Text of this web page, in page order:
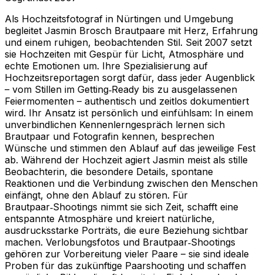
Als Hochzeitsfotograf in Nürtingen und Umgebung
begleitet Jasmin Brosch Brautpaare mit Herz, Erfahrung
und einem ruhigen, beobachtenden Stil. Seit 2007 setzt
sie Hochzeiten mit Gespür für Licht, Atmosphäre und
echte Emotionen um. Ihre Spezialisierung auf
Hochzeitsreportagen sorgt dafür, dass jeder Augenblick
– vom Stillen im Getting‑Ready bis zu ausgelassenen
Feiermomenten – authentisch und zeitlos dokumentiert
wird. Ihr Ansatz ist persönlich und einfühlsam: In einem
unverbindlichen Kennenlerngespräch lernen sich
Brautpaar und Fotografin kennen, besprechen
Wünsche und stimmen den Ablauf auf das jeweilige Fest
ab. Während der Hochzeit agiert Jasmin meist als stille
Beobachterin, die besondere Details, spontane
Reaktionen und die Verbindung zwischen den Menschen
einfängt, ohne den Ablauf zu stören. Für
Brautpaar‑Shootings nimmt sie sich Zeit, schafft eine
entspannte Atmosphäre und kreiert natürliche,
ausdrucksstarke Porträts, die eure Beziehung sichtbar
machen. Verlobungsfotos und Brautpaar‑Shootings
gehören zur Vorbereitung vieler Paare – sie sind ideale
Proben für das zukünftige Paarshooting und schaffen